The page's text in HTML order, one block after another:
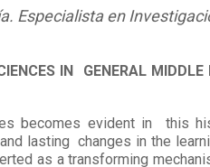
Especialista en
IN GENERAL MIDDLE
becomes evident in this
lasting changes in the
as a transforming